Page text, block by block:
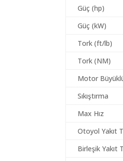
Güç (hp)
Güç (kW)
Tork (ft/lb)
Tork (NM)
Motor
Sıkıştırma
Max Hız
Otoyol Yakıt
Birleşik Yakıt